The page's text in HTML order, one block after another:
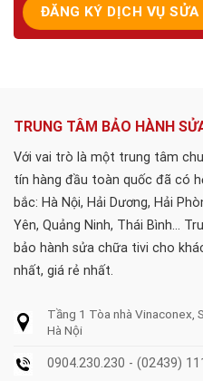
TRUNG TÂM BẢO HÀNH
Với vai trò là một trung tâm
tín hàng đầu toàn quốc đã có
bắc: Hà Nội, Hải Dương, Hải
Yên, Quảng Ninh, Thái Bình...
bảo hành sửa chữa tivi cho
nhất, giá rẻ nhất.
Tầng 1 Tòa nhà Vinaconex,
Hà Nội
0904.230.230 - (02439)